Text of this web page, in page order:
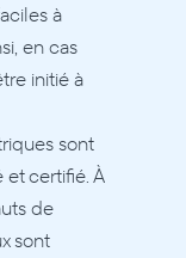
à
en cas
initié à
sont
certifié. À
de
sont